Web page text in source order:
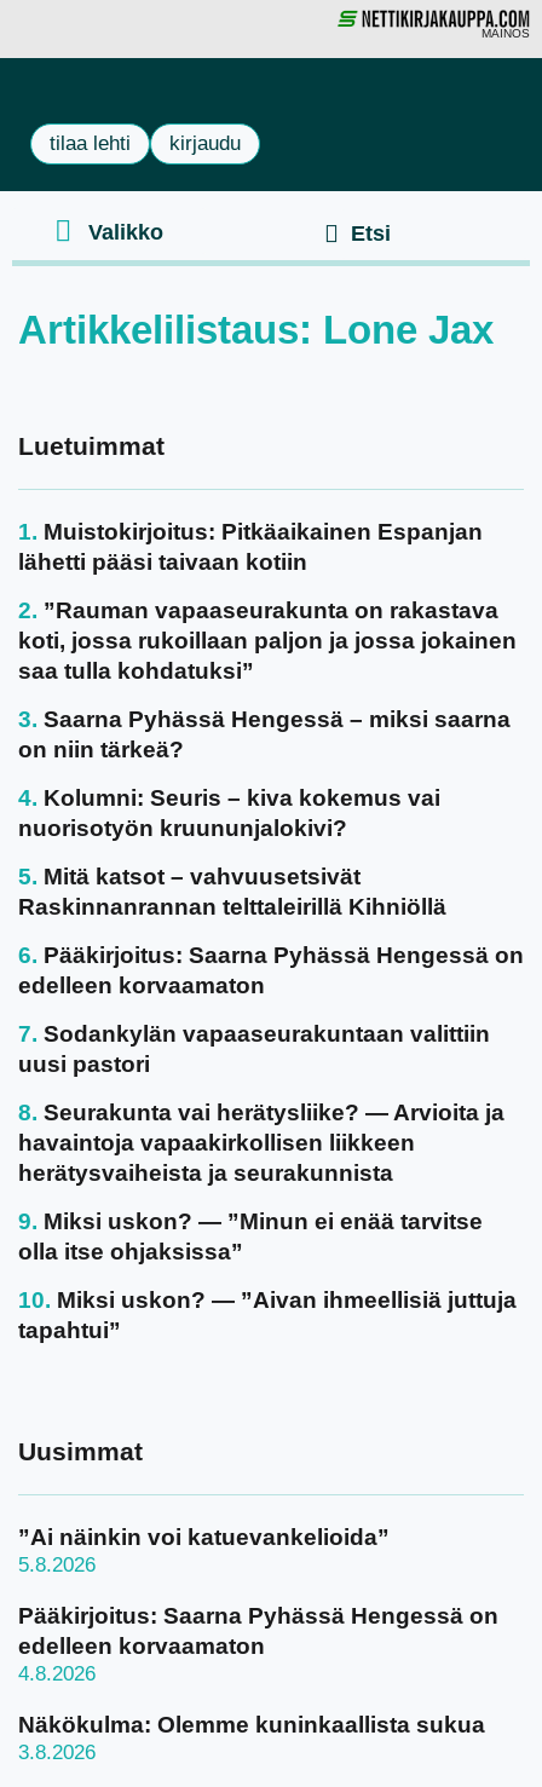
MAINOS
tilaa lehti kirjaudu
Artikkelilistaus: Lone Jax
Luetuimmat
Muistokirjoitus: Pitkäaikainen Espanjan
lähetti pääsi taivaan kotiin
”Rauman vapaaseurakunta on rakastava
koti, jossa rukoillaan paljon ja jossa jokainen
saa tulla kohdatuksi”
Saarna Pyhässä Hengessä – miksi saarna
on niin tärkeä?
Kolumni: Seuris – kiva kokemus vai
nuorisotyön kruununjalokivi?
Mitä katsot – vahvuusetsivät
Raskinnanrannan telttaleirillä Kihniöllä
Pääkirjoitus: Saarna Pyhässä Hengessä on
edelleen korvaamaton
Sodankylän vapaaseurakuntaan valittiin
uusi pastori
Seurakunta vai herätysliike? — Arvioita ja
havaintoja vapaakirkollisen liikkeen
herätysvaiheista ja seurakunnista
Miksi uskon? — ”Minun ei enää tarvitse
olla itse ohjaksissa”
Miksi uskon? — ”Aivan ihmeellisiä juttuja
tapahtui”
Uusimmat
”Ai näinkin voi katuevankelioida”
5.8.2026
Pääkirjoitus: Saarna Pyhässä Hengessä on
edelleen korvaamaton
4.8.2026
Näkökulma: Olemme kuninkaallista sukua
3.8.2026